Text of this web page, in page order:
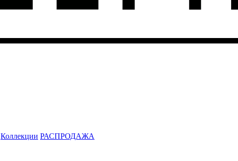
Коллекции РАСПРОДАЖА